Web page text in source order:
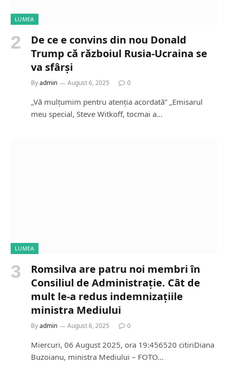
LUMEA
De ce e convins din nou Donald
Trump că războiul Rusia-Ucraina se
va sfârși
Byadmin August 6, 2025 0
„Vă mulțumim pentru atenția acordată” „Emisarul
meu special, Steve Witkoff, tocmai a…
LUMEA
Romsilva are patru noi membri în
Consiliul de Administrație. Cât de
mult le-a redus indemnizațiile
ministra Mediului
Byadmin August 6, 2025 0
Miercuri, 06 August 2025, ora 19:456520 citiriDiana
Buzoianu, ministra Mediului – FOTO…